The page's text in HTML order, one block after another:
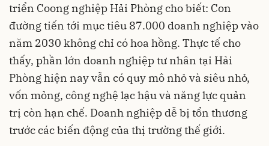
triển Coong nghiệp Hải Phòng cho biết: Con
đường tiến tới mục tiêu 87.000 doanh nghiệp vào
năm 2030 không chỉ có hoa hồng. Thực tế cho
thấy, phần lớn doanh nghiệp tư nhân tại Hải
Phòng hiện nay vẫn có quy mô nhỏ và siêu nhỏ,
vốn mỏng, công nghệ lạc hậu và năng lực quản
trị còn hạn chế. Doanh nghiệp dễ bị tổn thương
trước các biến động của thị trường thế giới.